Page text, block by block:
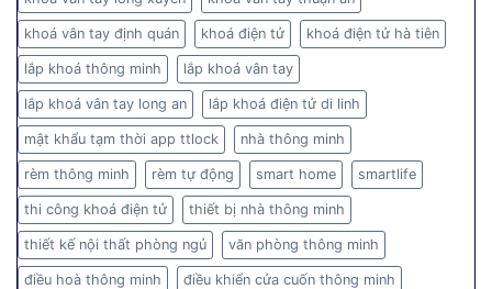
khoá vân tay định quán khoá điện tử khoá điện tử hà tiên
lắp khoá thông minh lắp khoá vân tay
lắp khoá vân tay long an lắp khoá điện tử di linh
mật khẩu tạm thời app ttlock nhà thông minh
rèm thông minh rèm tự động smart home smartlife
thi công khoá điện tử thiết bị nhà thông minh
thiết kế nội thất phòng ngủ văn phòng thông minh
điều hoà thông minh điều khiển cửa cuốn thông minh